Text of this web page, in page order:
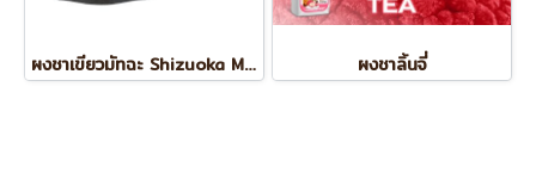
ผงชาเขียวมัทฉะ Shizuoka Matcha ผงชาลิ้นจี่